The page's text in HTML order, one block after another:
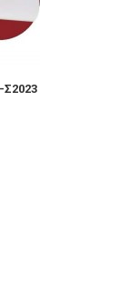
Σ2023